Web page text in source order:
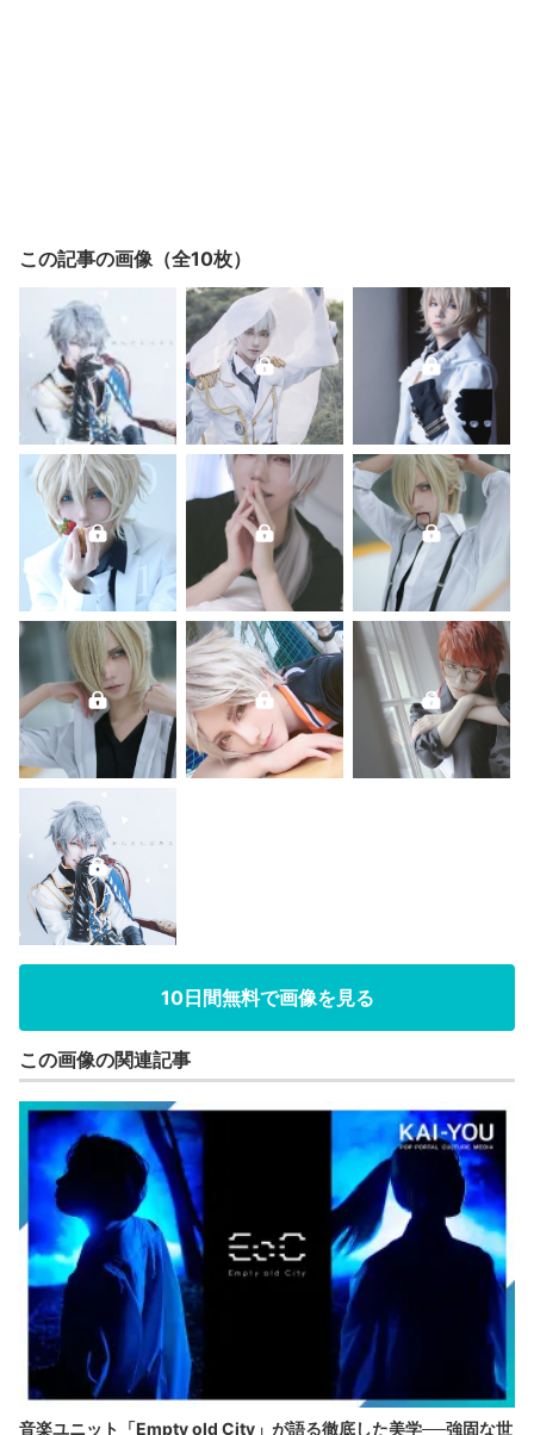
この記事の画像（全10枚）
10日間無料で画像を見る
この画像の関連記事
音楽ユニット「Empty old City」が語る徹底した美学──強固な世